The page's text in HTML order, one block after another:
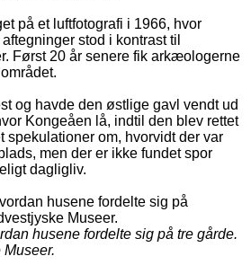
på et luftfotografi i 1966, hvor
stod i kontrast til
Først 20 år senere fik arkæologerne
og havde den østlige gavl vendt ud
Kongeåen lå, indtil den blev rettet
spekulationer om, hvorvidt der var
men der er ikke fundet spor
dagligliv.
husene fordelte sig på tre gårde.